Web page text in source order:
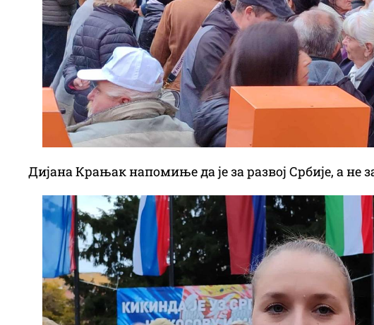
Дијана Крањак напомиње да је за развој Србије, а не